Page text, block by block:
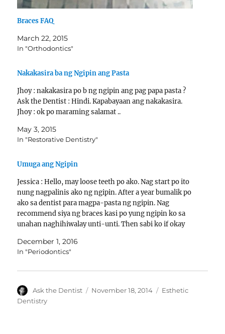
Braces FAQ
March 22, 2015
In "Orthodontics"
Nakakasira ba ng Ngipin ang Pasta
Jhoy : nakakasira po b ng ngipin ang pag papa pasta ?
Ask the Dentist : Hindi. Kapabayaan ang nakakasira.
Jhoy : ok po maraming salamat ..
May 3, 2015
In "Restorative Dentistry"
Umuga ang Ngipin
Jessica : Hello, may loose teeth po ako. Nag start po ito
nung nagpalinis ako ng ngipin. After a year bumalik po
ako sa dentist para magpa-pasta ng ngipin. Nag
recommend siya ng braces kasi po yung ngipin ko sa
unahan naghihiwalay unti-unti. Then sabi ko if okay
December 1, 2016
In "Periodontics"
Author
Ask the Dentist
Posted
November 18, 2014 Categories
Esthetic
Dentistry